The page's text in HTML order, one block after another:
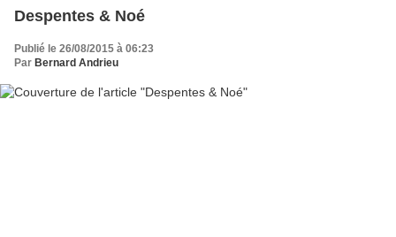
Despentes & Noé
Publié le 26/08/2015 à 06:23
Par Bernard Andrieu